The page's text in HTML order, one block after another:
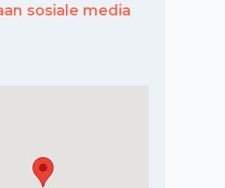
sosiale media